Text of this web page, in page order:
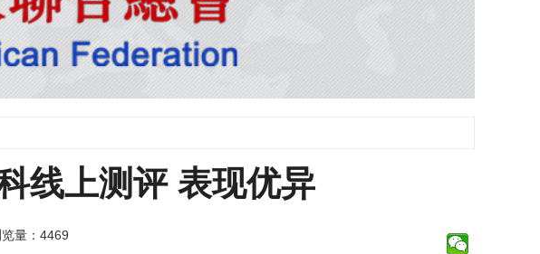
线上测评 表现优异
量：4469